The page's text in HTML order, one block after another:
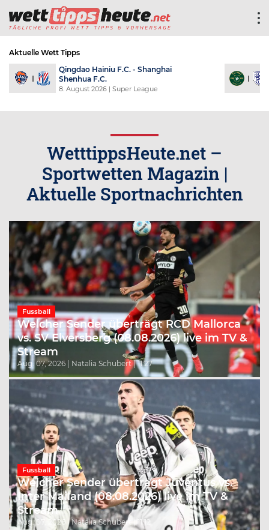
Aktuelle Wett Tipps
Vålerenga IF - FK
Bodø/Glimt
| Eliteserien
FC Anyang - Daejeon Hana
WetttippsHeute.net –
Sportwetten Magazin |
Aktuelle Sportnachrichten
Fussball
Welcher Sender überträgt RCD Mallorca
vs. SV Elversberg (08.08.2026) live im TV &
Stream
Aug. 07, 2026 | Natalia Schubert | 11:27
Fussball
Welcher Sender überträgt Juventus vs.
Inter Mailand (08.08.2026) live im TV &
Stream
Aug. 07, 2026 | Natalia Schubert | 11:12